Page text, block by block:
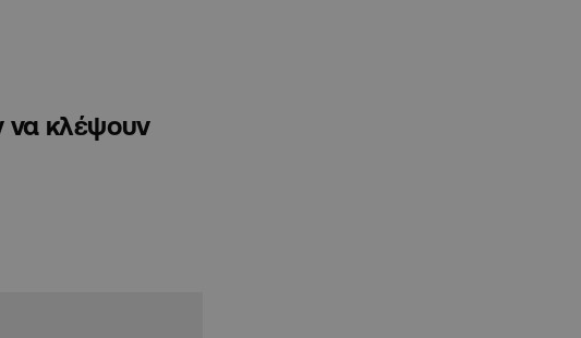
να κλέψουν